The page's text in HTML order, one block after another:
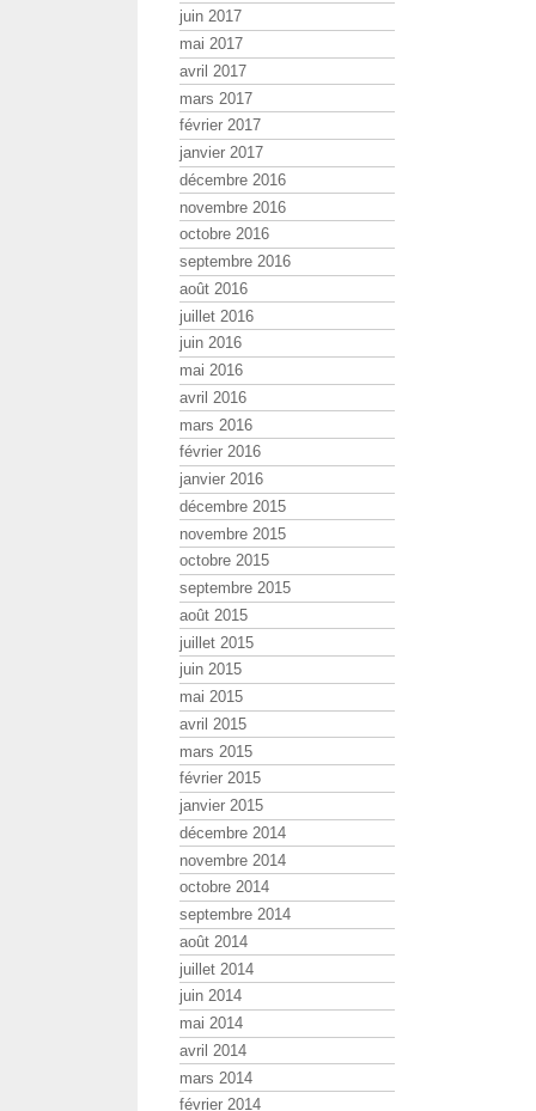
juin 2017
mai 2017
avril 2017
mars 2017
février 2017
janvier 2017
décembre 2016
novembre 2016
octobre 2016
septembre 2016
août 2016
juillet 2016
juin 2016
mai 2016
avril 2016
mars 2016
février 2016
janvier 2016
décembre 2015
novembre 2015
octobre 2015
septembre 2015
août 2015
juillet 2015
juin 2015
mai 2015
avril 2015
mars 2015
février 2015
janvier 2015
décembre 2014
novembre 2014
octobre 2014
septembre 2014
août 2014
juillet 2014
juin 2014
mai 2014
avril 2014
mars 2014
février 2014